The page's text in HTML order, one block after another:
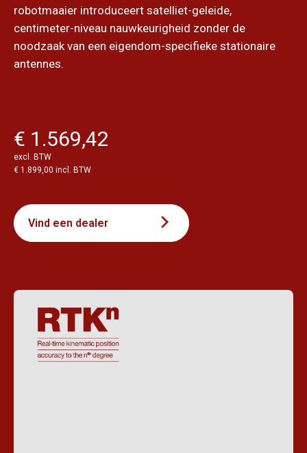
robotmaaier introduceert satelliet-geleide,
centimeter-niveau nauwkeurigheid zonder de
noodzaak van een eigendom-specifieke stationaire
antennes.
€ 1.569,42
excl. BTW
€ 1.899,00 incl. BTW
Vind een dealer